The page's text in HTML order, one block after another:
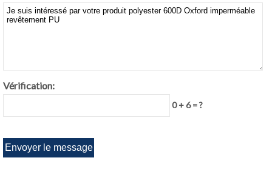
Vérification:
0 + 6 = ?